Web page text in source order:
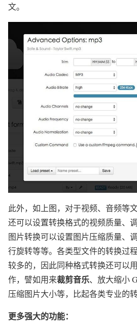
文。
此外，如上图，对于视频、音频等
还可以设置转换格式的视频质量、
图片转换可以设置图片压缩质量、
行旋转等等。各类型文件的转换过
较多的，因此同种格式转换还可以
作，譬如用来裁剪音乐、放大缩小
压缩图片大小等，比起各类专业的
更多强大的功能：